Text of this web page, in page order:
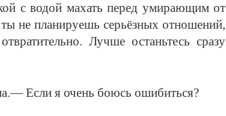
с водой махать перед умирающим от
не планируешь серьёзных отношений,
Лучше останьтесь сразу
Если я очень боюсь ошибиться?